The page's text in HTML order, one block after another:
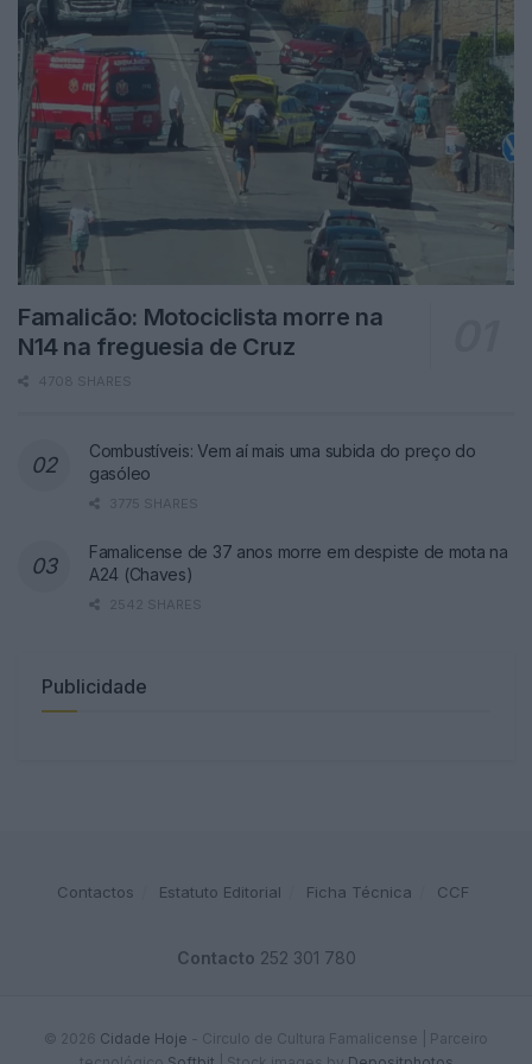
Famalicão: Motociclista morre na
N14 na freguesia de Cruz
4708 SHARES
Combustíveis: Vem aí mais uma subida do preço do
gasóleo
3775 SHARES
Famalicense de 37 anos morre em despiste de mota na
A24 (Chaves)
2542 SHARES
Publicidade
Contactos Estatuto Editorial Ficha Técnica CCF
Contacto 252 301 780
© 2026 Cidade Hoje - Circulo de Cultura Famalicense | Parceiro